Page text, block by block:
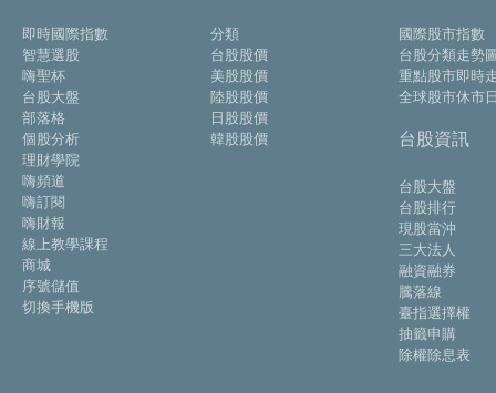
即時國際指數
智慧選股
嗨聖杯
台股大盤
部落格
個股分析
理財學院
嗨頻道
嗨訂閱
嗨財報
線上教學課程
商城
序號儲值
切換手機版
分類
台股股價
美股股價
陸股股價
日股股價
韓股股價
國際股市指數
台股分類走勢
重點股市即時
全球股市休市
台股資訊
台股大盤
台股排行
現股當沖
三大法人
融資融券
騰落線
臺指選擇權
抽籤申購
除權除息表